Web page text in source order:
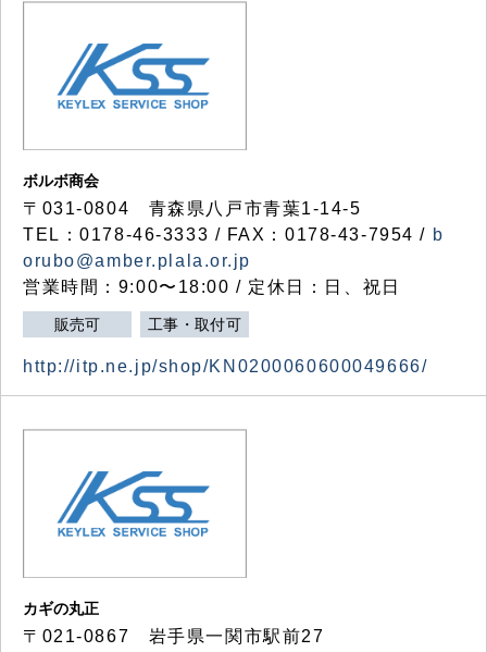
ボルボ商会
〒031-0804 青森県八戸市青葉1-14-5
TEL：0178-46-3333 / FAX：0178-43-7954 / b
orubo@amber.plala.or.jp
営業時間：9:00〜18:00 / 定休日：日、祝日
販売可 工事・取付可
http://itp.ne.jp/shop/KN0200060600049666/
カギの丸正
〒021-0867 岩手県一関市駅前27